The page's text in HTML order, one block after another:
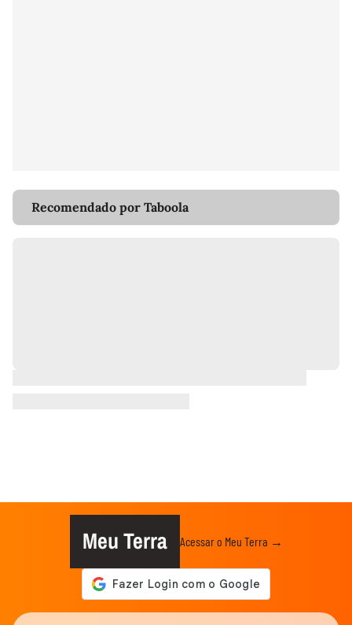
Recomendado por Taboola
Meu Terra Acessar o Meu Terra →